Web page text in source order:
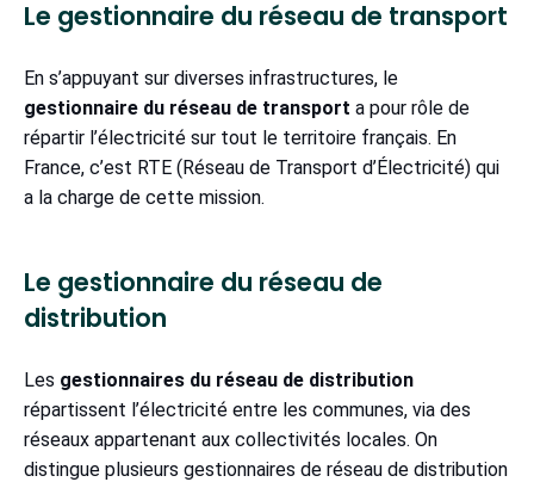
Le gestionnaire du réseau de transport
En s’appuyant sur diverses infrastructures, le
gestionnaire du réseau de transport a pour rôle de
répartir l’électricité sur tout le territoire français. En
France, c’est RTE (Réseau de Transport d’Électricité) qui
a la charge de cette mission.
Le gestionnaire du réseau de
distribution
Les gestionnaires du réseau de distribution
répartissent l’électricité entre les communes, via des
réseaux appartenant aux collectivités locales. On
distingue plusieurs gestionnaires de réseau de distribution